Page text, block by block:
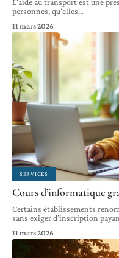
personnes, qu'elles…
11 mars 2026
SERVICES
Cours d’informatique
Certains établissements
sans exiger d’inscription
11 mars 2026